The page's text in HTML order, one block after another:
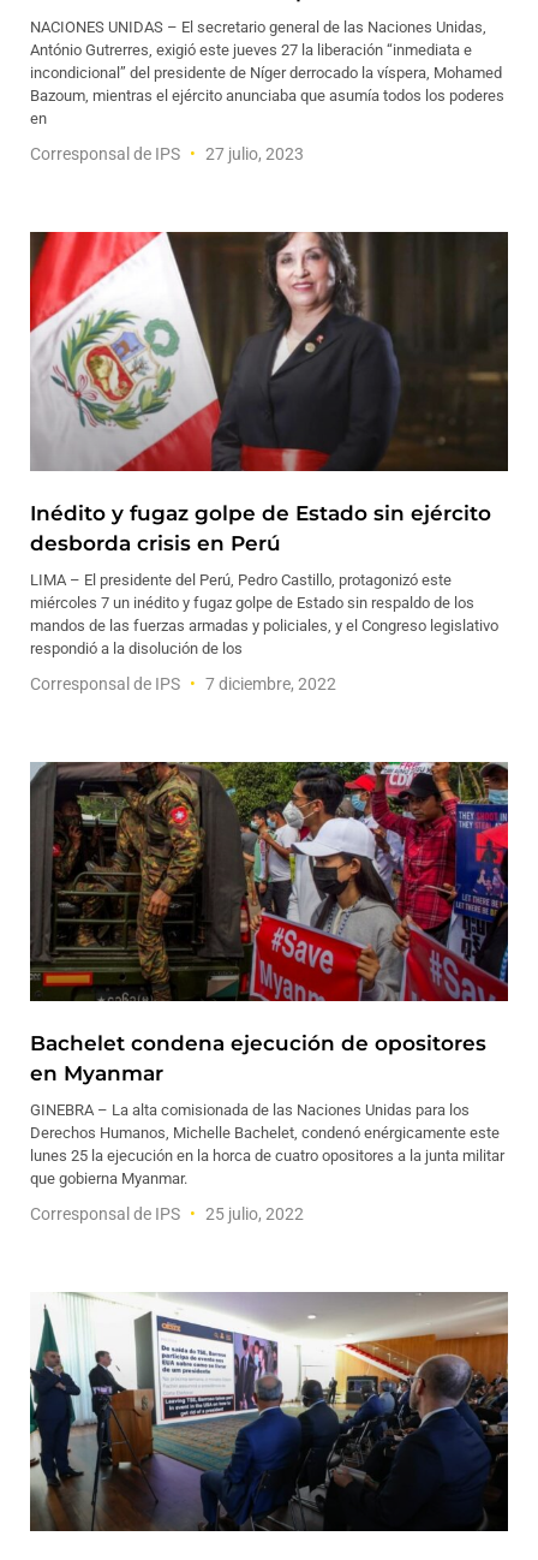
NACIONES UNIDAS – El secretario general de las Naciones Unidas,
António Gutrerres, exigió este jueves 27 la liberación “inmediata e
incondicional” del presidente de Níger derrocado la víspera, Mohamed
Bazoum, mientras el ejército anunciaba que asumía todos los poderes
en
Corresponsal de IPS 27 julio, 2023
Inédito y fugaz golpe de Estado sin ejército
desborda crisis en Perú
LIMA – El presidente del Perú, Pedro Castillo, protagonizó este
miércoles 7 un inédito y fugaz golpe de Estado sin respaldo de los
mandos de las fuerzas armadas y policiales, y el Congreso legislativo
respondió a la disolución de los
Corresponsal de IPS 7 diciembre, 2022
Bachelet condena ejecución de opositores
en Myanmar
GINEBRA – La alta comisionada de las Naciones Unidas para los
Derechos Humanos, Michelle Bachelet, condenó enérgicamente este
lunes 25 la ejecución en la horca de cuatro opositores a la junta militar
que gobierna Myanmar.
Corresponsal de IPS 25 julio, 2022